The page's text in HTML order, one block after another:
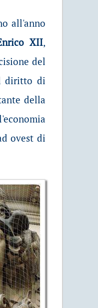
all'anno
XII,
del
diritto di
della
ovest di